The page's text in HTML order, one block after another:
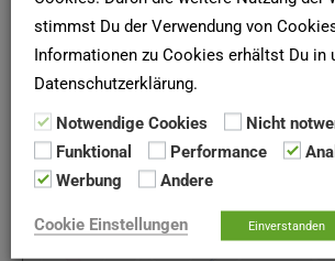
Google Maps
Google Karte laden
Die Karte wurde von Google Maps
stimmst Du der Verwendung von
Informationen zu Cookies erhältst Du in
Datenschutzerklärung.
Notwendige Cookies
Nicht
Funktional
Performance
Werbung
Andere
Cookie Einstellungen Einverstanden